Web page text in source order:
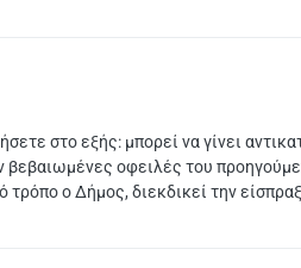
στο εξής: μπορεί να γίνει
οφειλές του
τρόπο ο Δήμος, διεκδικεί την